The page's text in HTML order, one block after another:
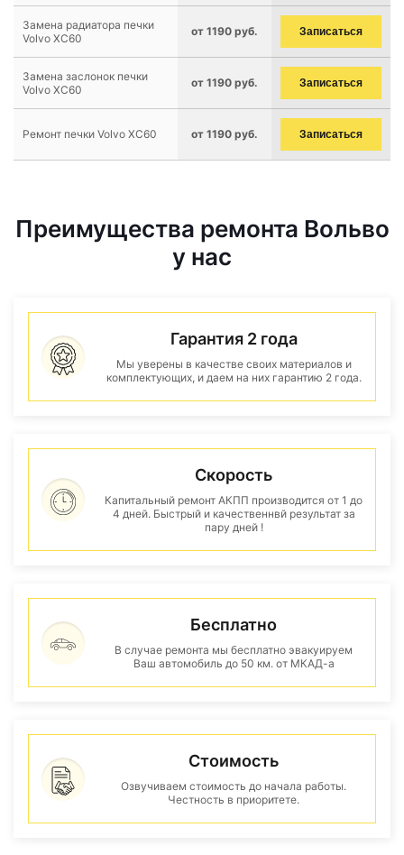
Замена радиатора печки
Volvo XC60
от 1190 руб. Записаться
Замена заслонок печки
Volvo XC60
от 1190 руб. Записаться
Ремонт печки Volvo XC60 от 1190 руб. Записаться
Преимущества ремонта Вольво
у нас
Гарантия 2 года
Мы уверены в качестве своих материалов и
комплектующих, и даем на них гарантию 2 года.
Скорость
Капитальный ремонт АКПП производится от 1 до
4 дней. Быстрый и качественнвй результат за
пару дней !
Бесплатно
В случае ремонта мы бесплатно эвакуируем
Ваш автомобиль до 50 км. от МКАД-а
Стоимость
Озвучиваем стоимость до начала работы.
Честность в приоритете.